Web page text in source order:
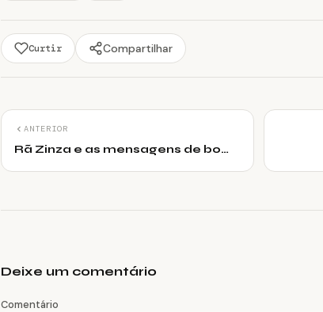
Curtir Compartilhar
ANTERIOR
Rã Zinza e as mensagens de bom
Deixe um comentário
Comentário